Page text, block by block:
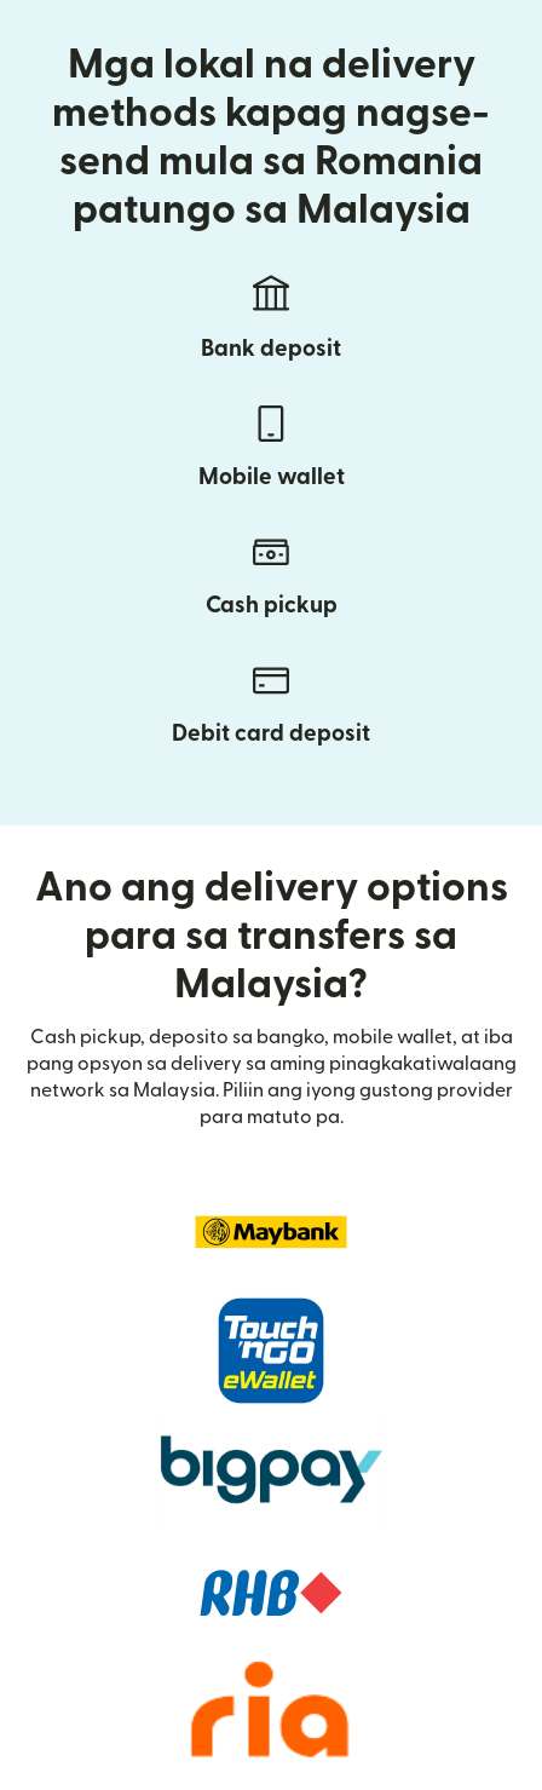
Mga lokal na delivery
methods kapag nagse-
send mula sa Romania
patungo sa Malaysia
Bank deposit
Mobile wallet
Cash pickup
Debit card deposit
Ano ang delivery options
para sa transfers sa
Malaysia?
Cash pickup, deposito sa bangko, mobile wallet, at iba
pang opsyon sa delivery sa aming pinagkakatiwalaang
network sa Malaysia. Piliin ang iyong gustong provider
para matuto pa.